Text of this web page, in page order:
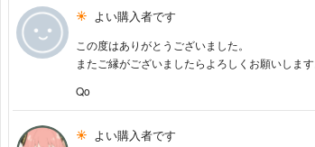
よい購入者です
この度はありがとうございました。
またご縁がございましたらよろしくお願いします
Qo
よい購入者です